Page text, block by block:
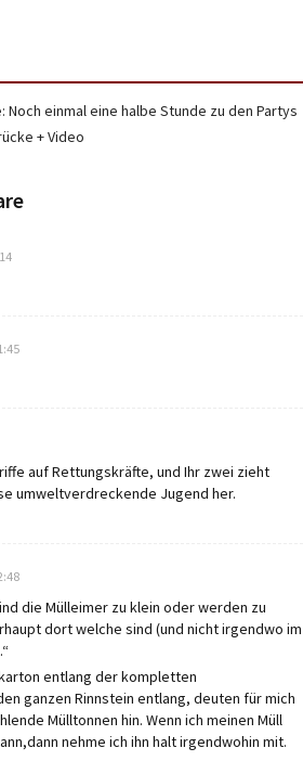
einmal eine halbe Stunde zu den Partys
+ Video
auf Rettungskräfte, und Ihr zwei zieht
umweltverdreckende Jugend her.
die Mülleimer zu klein oder werden zu
dort welche sind (und nicht irgendwo im
entlang der kompletten
ganzen Rinnstein entlang, deuten für mich
Mülltonnen hin. Wenn ich meinen Müll
nehme ich ihn halt irgendwohin mit.